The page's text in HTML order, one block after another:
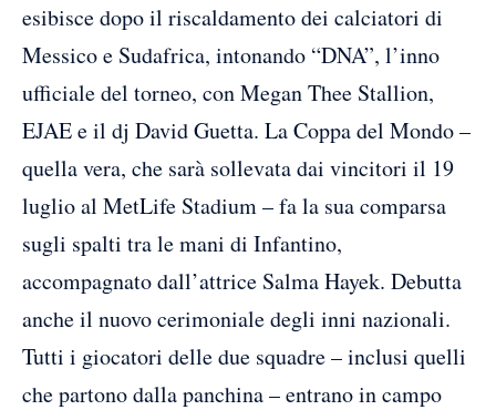
esibisce dopo il riscaldamento dei calciatori di
Messico e Sudafrica, intonando “DNA”, l’inno
ufficiale del torneo, con Megan Thee Stallion,
EJAE e il dj David Guetta. La Coppa del Mondo –
quella vera, che sarà sollevata dai vincitori il 19
luglio al MetLife Stadium – fa la sua comparsa
sugli spalti tra le mani di Infantino,
accompagnato dall’attrice Salma Hayek. Debutta
anche il nuovo cerimoniale degli inni nazionali.
Tutti i giocatori delle due squadre – inclusi quelli
che partono dalla panchina – entrano in campo